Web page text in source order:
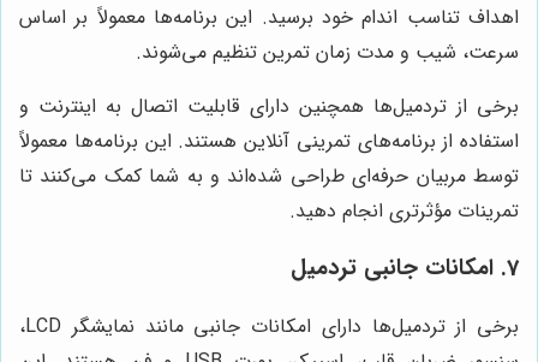
اهداف تناسب اندام خود برسید. این برنامه‌ها معمولاً بر اساس
سرعت، شیب و مدت زمان تمرین تنظیم می‌شوند.
برخی از تردمیل‌ها همچنین دارای قابلیت اتصال به اینترنت و
استفاده از برنامه‌های تمرینی آنلاین هستند. این برنامه‌ها معمولاً
توسط مربیان حرفه‌ای طراحی شده‌اند و به شما کمک می‌کنند تا
تمرینات مؤثرتری انجام دهید.
7. امکانات جانبی تردمیل
برخی از تردمیل‌ها دارای امکانات جانبی مانند نمایشگر LCD،